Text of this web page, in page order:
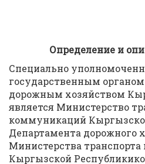
Определение и
Специально
государственным
дорожным хозяйством
является Министерство
коммуникаций
Департамента дорожного
Министерства
Кыргызской